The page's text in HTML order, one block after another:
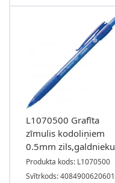
L1070500 Grafīta
zīmulis kodoliņiem
0.5mm zils,galdnieku
Produkta kods: L1070500
Svītrkods: 4084900620601